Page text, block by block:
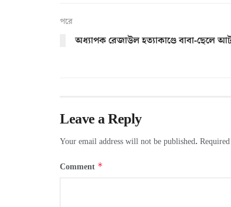
পরে
অধ্যাপক রেজাউল হত্যাকাণ্ডে বাবা-ছেলে
Leave a Reply
Your email address will not be published.
Comment *